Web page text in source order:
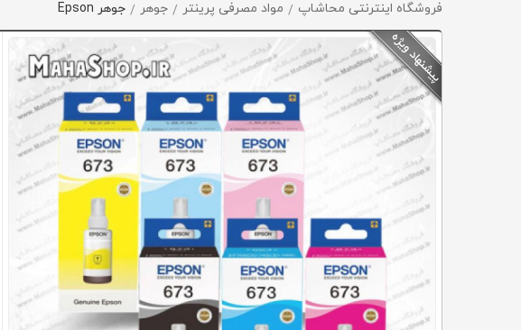
فروشگاه اینترنتی محاشاپ / مواد مصرفی پرینتر / جوهر / جوهر Epson